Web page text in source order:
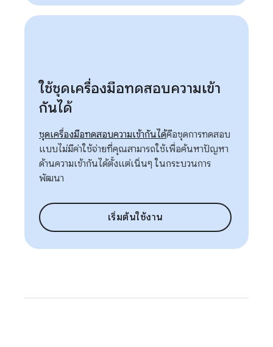
ใช้ชุดเครื่องมือทดสอบความเข้า
กันได้
ชุดเครื่องมือทดสอบความเข้ากันได้คือชุดการทดสอบ
แบบไม่มีค่าใช้จ่ายที่คุณสามารถใช้เพื่อค้นหาปัญหา
ด้านความเข้ากันได้ตั้งแต่เนิ่นๆ ในกระบวนการ
พัฒนา
เริ่มต้นใช้งาน